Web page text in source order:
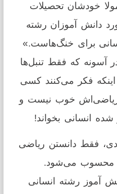
خودشان تحصیلات
دانش آموزان رشته
برای خنگ‌هاست.»
آسونه که فقط تنبل‌ها
فکر می‌کنند کسی
خوب نیست و
انسانی بخواند!
فقط دانستن ریاضی
می‌شود.
آموز رشته انسانی